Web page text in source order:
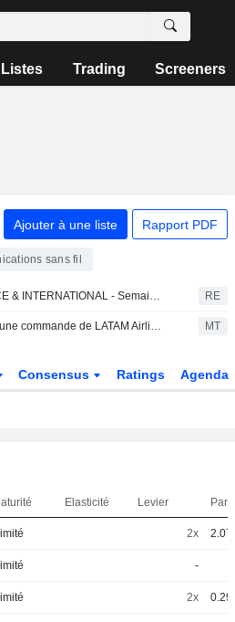
Listes Trading Screeners
Ajouter à une liste Rapport PDF
sans fil
Agenda FRANCE & INTERNATIONAL - Semaine du 3 août RE
SES enregistre une commande de LATAM Airlines pour un service de connectivité en vol multi-orbite MT
Consensus Ratings Agenda
Elasticité Levier Parité
2x 2.075
-
2x 0.297